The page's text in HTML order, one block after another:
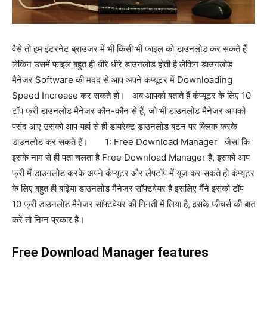
वैसे तो हम इंटरनेट ब्राउजर में भी किसी भी फाइल को डाउनलोड कर सकते हैं
लेकिन उसमें फाइल बहुत ही धीरे धीरे डाउनलोड होती है लेकिन डाउनलोड
मैनेजर Software की मदद से आप अपने कंप्यूटर में Downloading
Speed Increase कर सकते हो। अब आपको बताते हैं कंप्यूटर के लिए 10
टॉप फ्री डाउनलोड मैनेजर कौन-कौन से हैं, जो भी डाउनलोड मैनेजर आपको
पसंद आए उसको आप यहां से ही डायरेक्ट डाउनलोड बटन पर क्लिक करके
डाउनलोड कर सकते हैं। 1: Free Download Manager जैसा कि
इसके नाम से ही पता चलता है Free Download Manager है, इसको आप
फ्री में डाउनलोड करके अपने कंप्यूटर और लैपटॉप में यूज कर सकते हो कंप्यूटर
के लिए बहुत ही बढ़िया डाउनलोड मैनेजर सॉफ्टवेयर है इसलिए मैंने इसको टॉप
10 फ्री डाउनलोड मैनेजर सॉफ्टवेयर की गिनती में लिया है, इसके फीचर्स की बात
करें तो निम्न प्रकार है।
Free Download Manager features